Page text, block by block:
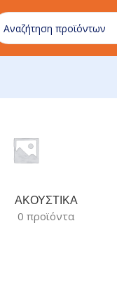
ΑΚΟΥΣΤΙΚΑ
0 προϊόντα